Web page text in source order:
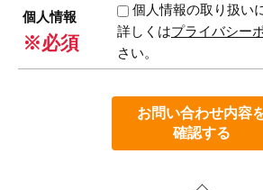
個人情報
※必須
個人情報の取り扱い
詳しくはプライバシー
さい。
お問い合わせ内容
確認する